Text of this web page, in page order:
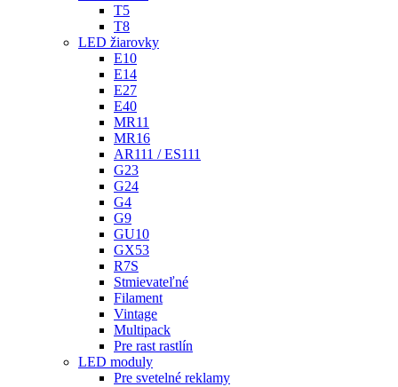
T5
T8
LED žiarovky
E10
E14
E27
E40
MR11
MR16
AR111 / ES111
G23
G24
G4
G9
GU10
GX53
R7S
Stmievateľné
Filament
Vintage
Multipack
Pre rast rastlín
LED moduly
Pre svetelné reklamy